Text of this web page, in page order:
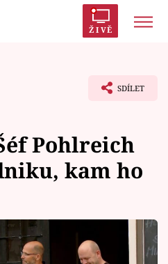
ŽIVĚ
SDÍLET
Pohlreich
kam ho